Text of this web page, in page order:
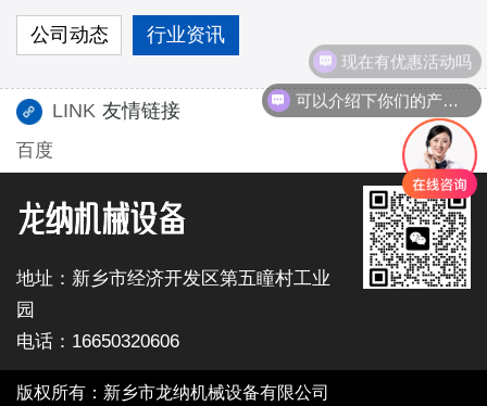
公司动态 行业资讯
LINK 友情链接
百度
地址：新乡市经济开发区第五瞳村工业
园
电话：16650320606
版权所有：新乡市龙纳机械设备有限公司
可以介绍下你们的产品么
现在有优惠活动吗